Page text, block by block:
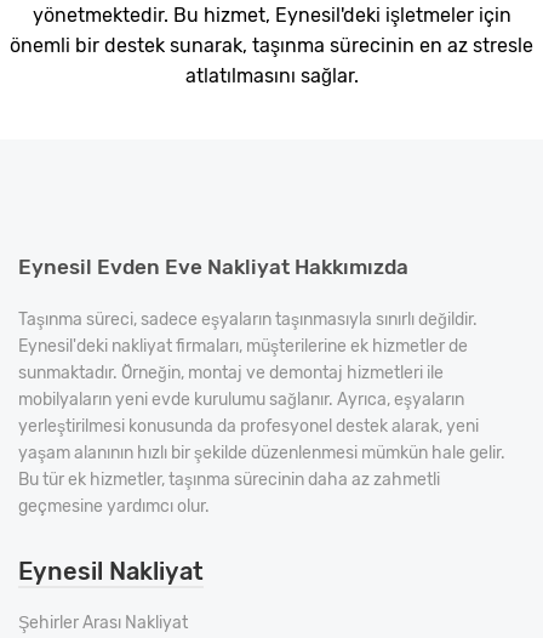
yönetmektedir. Bu hizmet, Eynesil'deki işletmeler için
önemli bir destek sunarak, taşınma sürecinin en az stresle
atlatılmasını sağlar.
Eynesil Evden Eve Nakliyat Hakkımızda
Taşınma süreci, sadece eşyaların taşınmasıyla sınırlı değildir.
Eynesil'deki nakliyat firmaları, müşterilerine ek hizmetler de
sunmaktadır. Örneğin, montaj ve demontaj hizmetleri ile
mobilyaların yeni evde kurulumu sağlanır. Ayrıca, eşyaların
yerleştirilmesi konusunda da profesyonel destek alarak, yeni
yaşam alanının hızlı bir şekilde düzenlenmesi mümkün hale gelir.
Bu tür ek hizmetler, taşınma sürecinin daha az zahmetli
geçmesine yardımcı olur.
Eynesil Nakliyat
Şehirler Arası Nakliyat